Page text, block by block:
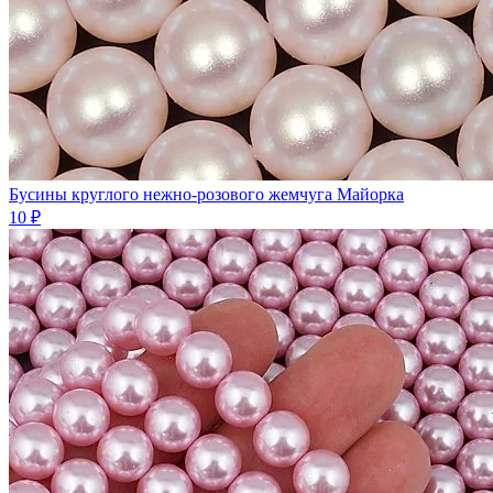
Бусины круглого нежно-розового жемчуга Майорка
10 ₽